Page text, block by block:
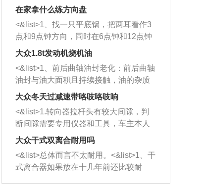
者是细棍，直接将杂物给取出来，如果
堵塞情况比较严重，也可以采取应急措
施。 <&list>2、直接利用木棍将所有的
杂物推到排气管里面的位置处，然后将
三元催化器拆解开，就可以将堵塞的东
西取出来。但如果是因为积碳过多引起
的堵塞，就需要将三元催化器泡在草酸
洗剂对堵塞的情况得到解决，将清洗剂
放在燃油箱中，与燃油混合后，车辆启
动时，就可以和汽油一起进入到燃烧
室，最后形成废气排出，就可以让三元
催化器得到清洗，排气管堵塞的情况就
能够得到解决。
在家拿什么练方向盘
<&list>1、找一只平底锅，把两耳看作3
点和9点钟方向，同时在6点钟和12点钟
方向做一个标记。 <&list>2、双手握住
一圈半的练习，往右同样也要打相同的
圈数。 <&list>3、最后强调要反复练
习，这样就可以形成肌肉记忆，在真实
驾驶车辆时，不需要记忆也能打好方
向。
大众1.8t发动机烧机油
<&list>1、前后曲轴油封老化：前后曲轴
油封与油大面积且持续接触，油的杂质
和发动机内持续温度变化使其密封效果
逐渐减弱，导致渗油或漏油。<&list>2、
活塞间隙过大：积碳会使活塞环与缸体
的间隙扩大，导致机油流入燃烧室中，
造成烧机油。<&list>3、机油粘度。使用
机油粘度过小的话，同样会有烧机油现
象，机油粘度过小具有很好的流动性，
大众冬天过减速带咯吱咯吱响
<&list>1.转向器拉杆头有较大间隙，判
断间隙需要专用仪器和工具，车主本人
无法制作，需要将车辆送到修理厂或4s
店；<&list>2.车辆半轴套管防尘罩破
裂，破裂后会出现漏油现象，使半轴磨
损严重，磨损的半轴容易损坏，产生异
响；<&list>3.稳定器的转向胶套和球头
大众干式双离合耐用吗
<&list>总体而言不太耐用。<&list>1、干
式离合器如果放在十几年前还比较耐